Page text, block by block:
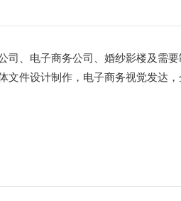
、电子商务公司、婚纱影楼及需
件设计制作，电子商务视觉发达，